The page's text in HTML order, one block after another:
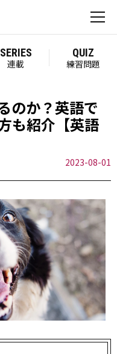
SERIES
連載
QUIZ
練習問題
のか？英語で
も紹介【英語
2023-08-01